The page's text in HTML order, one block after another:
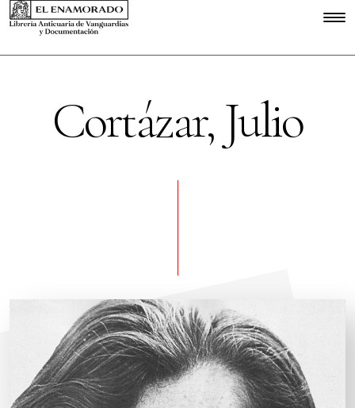
Cortázar, Julio